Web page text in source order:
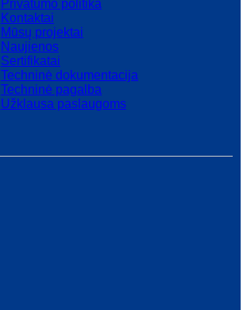
Privatumo politika
Kontaktai
Mūsų projektai
Naujienos
Sertifikatai
Techninė dokumentacija
Techninė pagalba
Užklausa paslaugoms